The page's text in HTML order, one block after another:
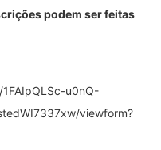
podem ser feitas
u0nQ-
viewform?